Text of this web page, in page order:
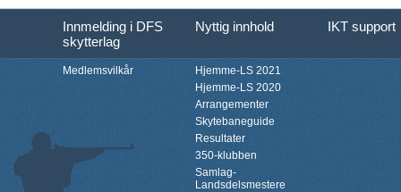
Innmelding i DFS
skytterlag
Nyttig innhold IKT support
Medlemsvilkår
Hjemme-LS 2021
Hjemme-LS 2020
Arrangementer
Skytebaneguide
Resultater
350-klubben
Samlag-
Landsdelsmestere